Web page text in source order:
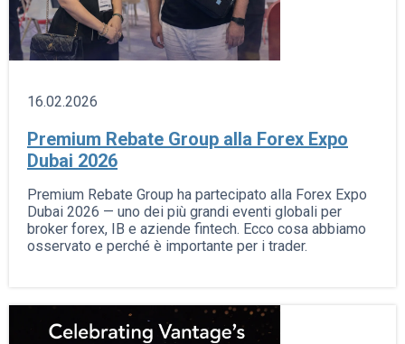
16.02.2026
Premium Rebate Group alla Forex Expo
Dubai 2026
Premium Rebate Group ha partecipato alla Forex Expo
Dubai 2026 — uno dei più grandi eventi globali per
broker forex, IB e aziende fintech. Ecco cosa abbiamo
osservato e perché è importante per i trader.